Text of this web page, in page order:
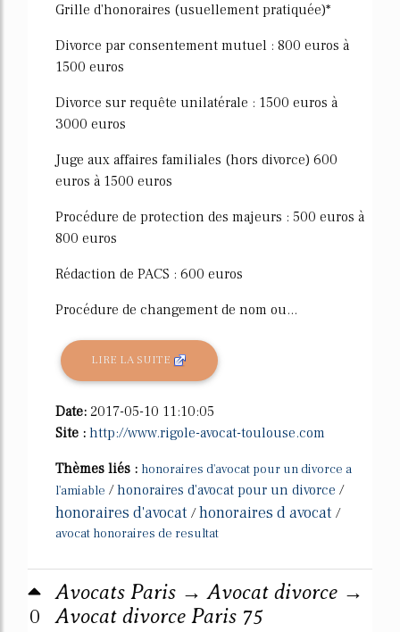
Grille d'honoraires (usuellement pratiquée)*
Divorce par consentement mutuel : 800 euros à
1500 euros
Divorce sur requête unilatérale : 1500 euros à
3000 euros
Juge aux affaires familiales (hors divorce) 600
euros à 1500 euros
Procédure de protection des majeurs : 500 euros à
800 euros
Rédaction de PACS : 600 euros
Procédure de changement de nom ou...
LIRE LA SUITE
Date: 2017-05-10 11:10:05
Site : http://www.rigole-avocat-toulouse.com
Thèmes liés : honoraires d'avocat pour un divorce a
l'amiable /honoraires d'avocat pour un divorce /
honoraires d'avocat /honoraires d avocat /
avocat honoraires de resultat
0
Avocats Paris → Avocat divorce →
Avocat divorce Paris 75